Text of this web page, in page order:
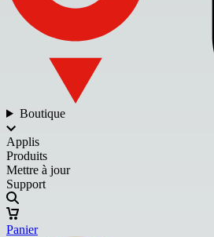
Boutique
Applis
Produits
Mettre à jour
Support
Panier